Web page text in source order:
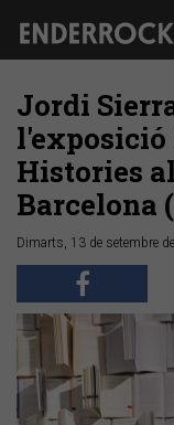
Jordi
l'exposició
Histories
Barcelona
Dimarts, 13 de setembre
Anterior